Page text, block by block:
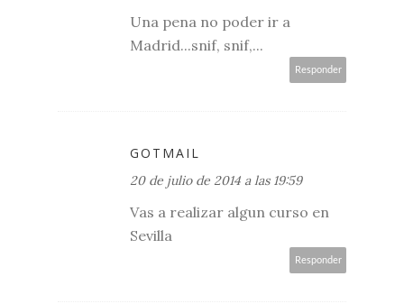
Una pena no poder ir a
Madrid...snif, snif,...
Responder
GOTMAIL
20 de julio de 2014 a las 19:59
Vas a realizar algun curso en
Sevilla
Responder